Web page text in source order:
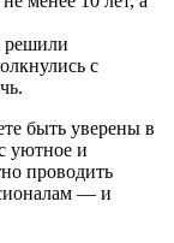
решили
с
быть уверены в
уютное и
проводить
— и